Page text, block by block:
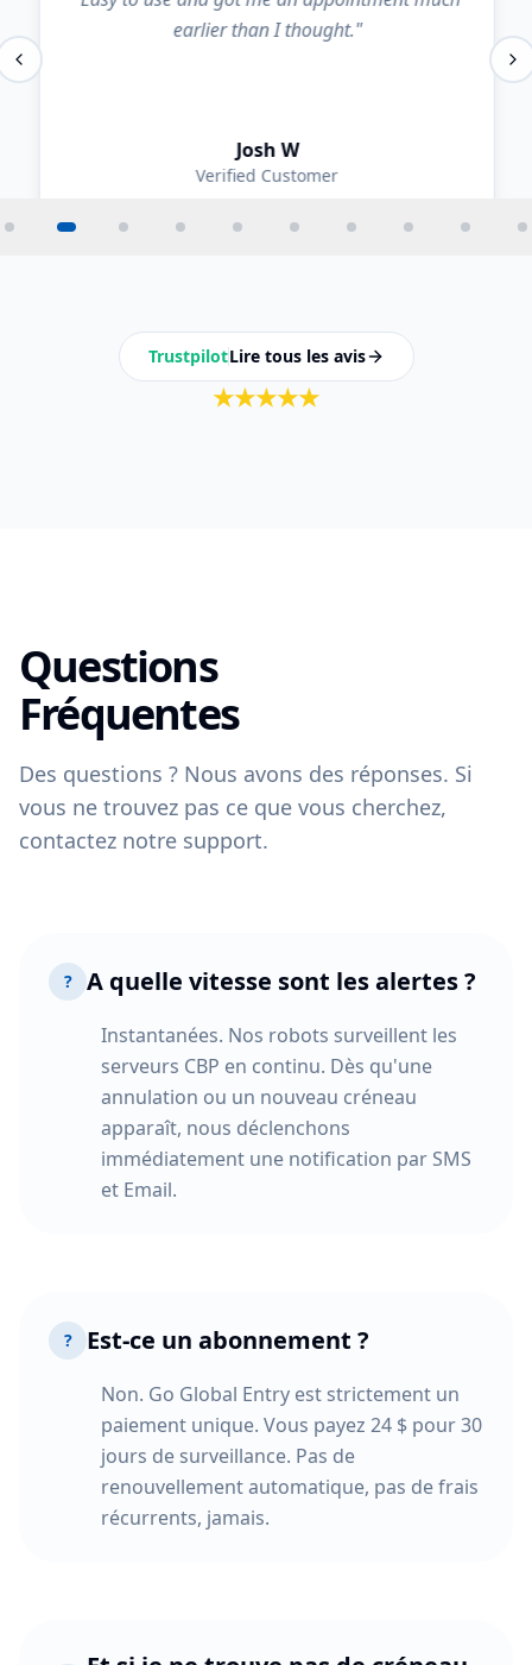
earlier than I thought."
Josh W
Verified Customer
TrustpilotLire tous les avis
★★★★★
Questions
Fréquentes
Des questions ? Nous avons des réponses. Si
vous ne trouvez pas ce que vous cherchez,
contactez notre support.
? A quelle vitesse sont les alertes ?
Instantanées. Nos robots surveillent les
serveurs CBP en continu. Dès qu'une
annulation ou un nouveau créneau
apparaît, nous déclenchons
immédiatement une notification par SMS
et Email.
? Est-ce un abonnement ?
Non. Go Global Entry est strictement un
paiement unique. Vous payez 24 $ pour 30
jours de surveillance. Pas de
renouvellement automatique, pas de frais
récurrents, jamais.